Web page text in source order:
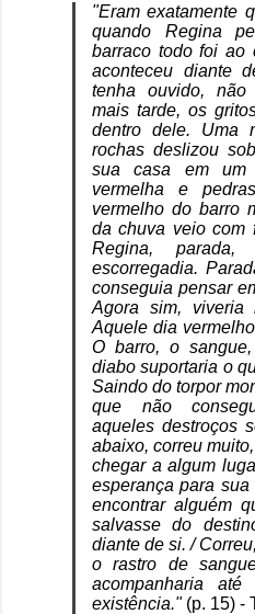
"Eram exatamente
quando Regina
barraco todo foi ao
aconteceu diante
tenha ouvido,
mais tarde, os
dentro dele. Uma
rochas deslizou
sua casa em um
vermelha e
vermelho do barro
da chuva veio com
Regina,
escorregadia.
conseguia pensar
Agora sim, viveria
Aquele dia
O barro, o
diabo suportaria o
Saindo do torpor
que não
aqueles destroços
abaixo, correu
chegar a algum
esperança para
encontrar alguém
salvasse do
diante de si. /
o rastro de
acompanharia
existência."(p. 15) -